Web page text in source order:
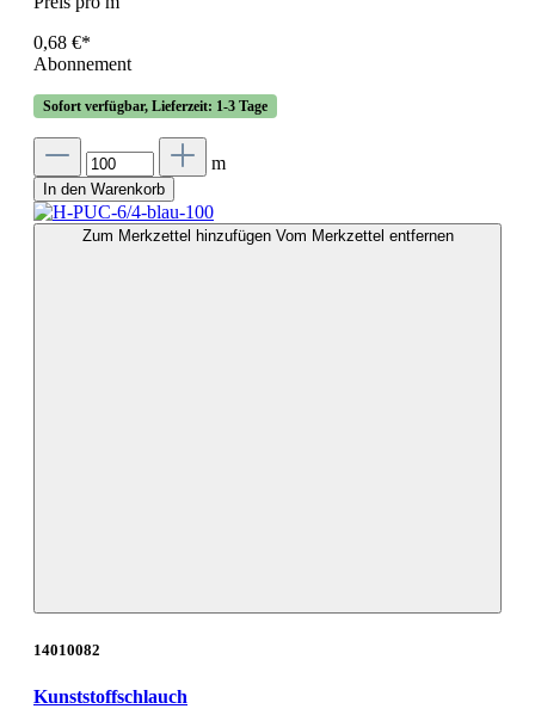
0,68 €*
Abonnement
Sofort verfügbar, Lieferzeit: 1-3 Tage
m
In den Warenkorb
Zum Merkzettel hinzufügen Vom Merkzettel entfernen
14010082
Kunststoffschlauch